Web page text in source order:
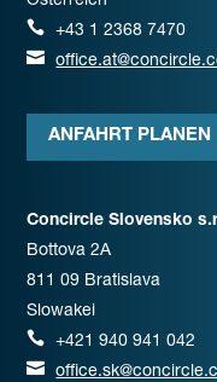
 +43 1 2368 7470

ANFAHRT PLANEN
Concircle Slovensko
Bottova 2A
811 09 Bratislava
Slowakei
 +421 940 941 042
